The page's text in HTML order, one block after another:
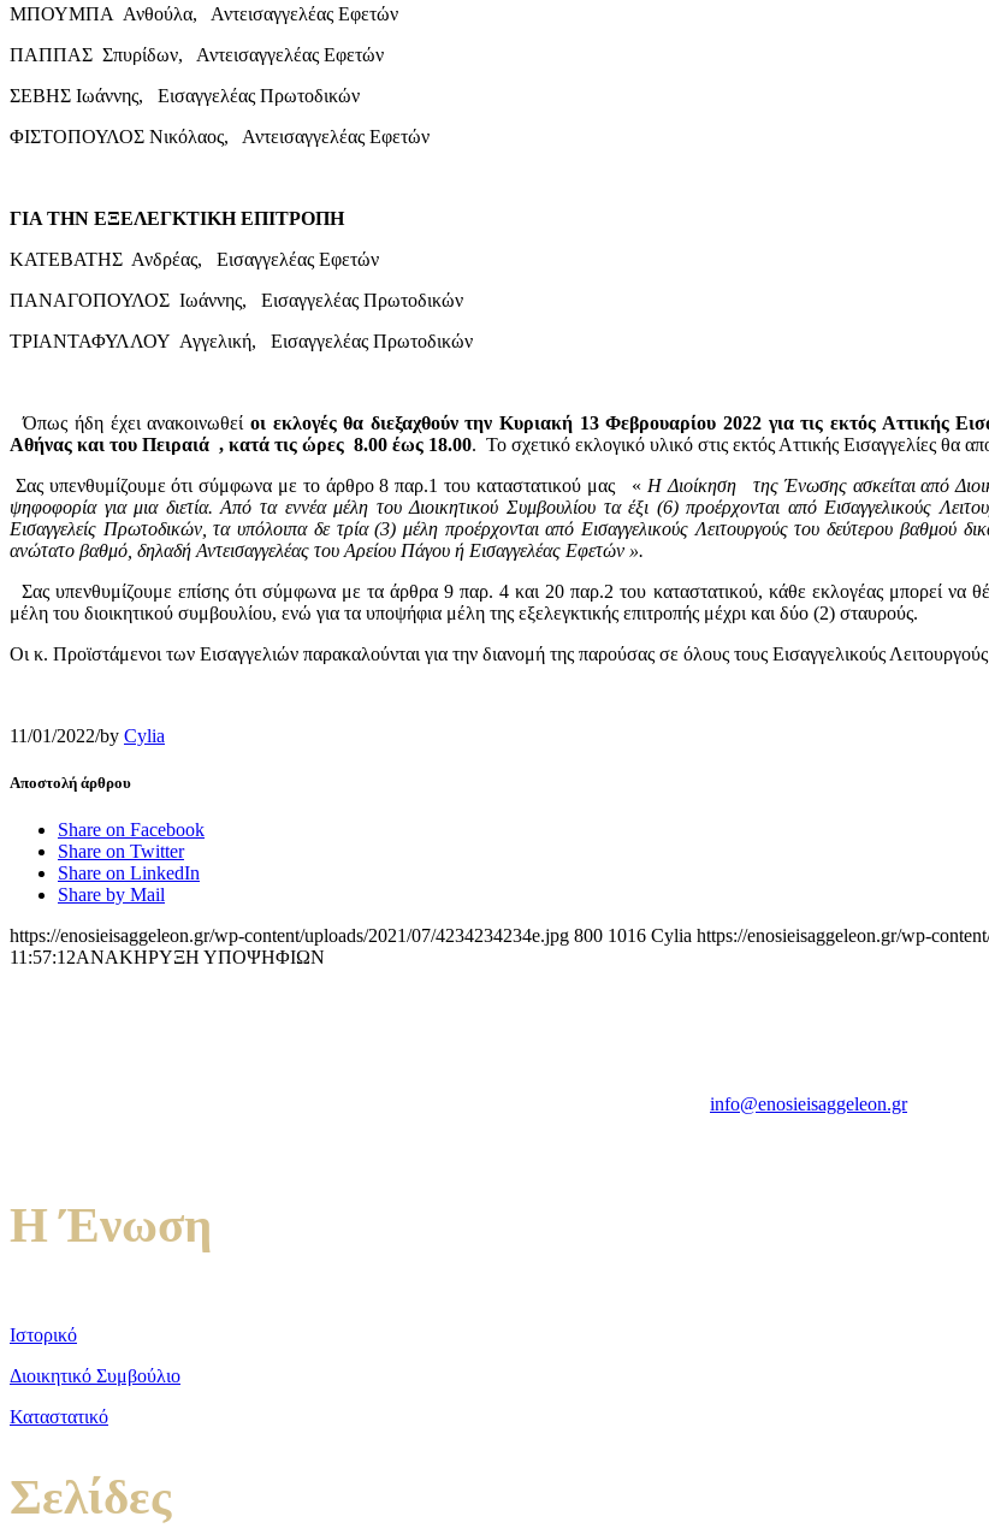
ΜΠΟΥΜΠΑ Ανθούλα, Αντεισαγγελέας Εφετών
ΠΑΠΠΑΣ Σπυρίδων, Αντεισαγγελέας Εφετών
ΣΕΒΗΣ Ιωάννης, Εισαγγελέας Πρωτοδικών
ΦΙΣΤΟΠΟΥΛΟΣ Νικόλαος, Αντεισαγγελέας Εφετών
ΓΙΑ ΤΗΝ ΕΞΕΛΕΓΚΤΙΚΗ ΕΠΙΤΡΟΠΗ
ΚΑΤΕΒΑΤΗΣ Ανδρέας, Εισαγγελέας Εφετών
ΠΑΝΑΓΟΠΟΥΛΟΣ Ιωάννης, Εισαγγελέας Πρωτοδικών
ΤΡΙΑΝΤΑΦΥΛΛΟΥ Αγγελική, Εισαγγελέας Πρωτοδικών
Όπως ήδη έχει ανακοινωθεί οι εκλογές θα διεξαχθούν την Κυριακή 13 Φεβρουαρίου 2022 για τις εκτός Αττικής
Αθήνας και του Πειραιά , κατά τις ώρες 8.00 έως 18.00. Το σχετικό εκλογικό υλικό στις εκτός Αττικής Εισαγγελίες θα
Σας υπενθυμίζουμε ότι σύμφωνα με το άρθρο 8 παρ.1 του καταστατικού μας « Η Διοίκηση της Ένωσης ασκείται από
ψηφοφορία για μια διετία. Από τα εννέα μέλη του Διοικητικού Συμβουλίου τα έξι (6) προέρχονται από Εισαγγελικούς
Εισαγγελείς Πρωτοδικών, τα υπόλοιπα δε τρία (3) μέλη προέρχονται από Εισαγγελικούς Λειτουργούς του δεύτερου βαθμού
ανώτατο βαθμό, δηλαδή Αντεισαγγελέας του Αρείου Πάγου ή Εισαγγελέας Εφετών ».
Σας υπενθυμίζουμε επίσης ότι σύμφωνα με τα άρθρα 9 παρ. 4 και 20 παρ.2 του καταστατικού, κάθε εκλογέας μπορεί να
μέλη του διοικητικού συμβουλίου, ενώ για τα υποψήφια μέλη της εξελεγκτικής επιτροπής μέχρι και δύο (2) σταυρούς.
Οι κ. Προϊστάμενοι των Εισαγγελιών παρακαλούνται για την διανομή της παρούσας σε όλους τους Εισαγγελικούς Λειτουργούς
11/01/2022/by Cylia
Αποστολή άρθρου
Share on Facebook
Share on Twitter
Share on LinkedIn
Share by Mail
https://enosieisaggeleon.gr/wp-content/uploads/2021/07/4234234234e.jpg 800 1016 Cylia https://enosieisaggeleon.gr/wp-
11:57:12ΑΝΑΚΗΡΥΞΗ ΥΠΟΨΗΦΙΩΝ
info@enosieisaggeleon.gr
Η Ένωση
Ιστορικό
Διοικητικό Συμβούλιο
Καταστατικό
Σελίδες